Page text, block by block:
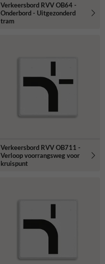
Verkeersbord RVV OB64 -
Onderbord - Uitgezonderd
tram
Verkeersbord RVV OB711 -
Verloop voorrangsweg voor
kruispunt